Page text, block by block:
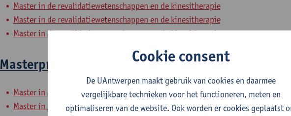
Master in de revalidatiewetenschappen en de kinesitherapie
Master in de revalidatiewetenschappen en de kinesitherapie
Master in de revalidatiewetenschappen en de kinesitherapie
Masterproef Revaki: deel 2
Master in de revalidatiewetenschappen en de kinesitherapie
Master in de revalidatiewetenschappen en de kinesitherapie
Cookie consent
De UAntwerpen maakt gebruik van cookies en daarmee
vergelijkbare technieken voor het functioneren, meten en
optimaliseren van de website. Ook worden er cookies geplaatst